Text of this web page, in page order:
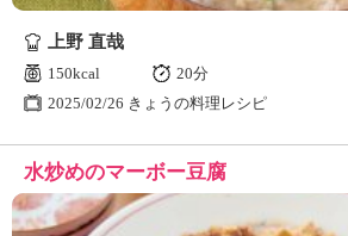
上野 直哉
150kcal
20分
2025/02/26 きょうの料理レシピ
水炒めのマーボー豆腐